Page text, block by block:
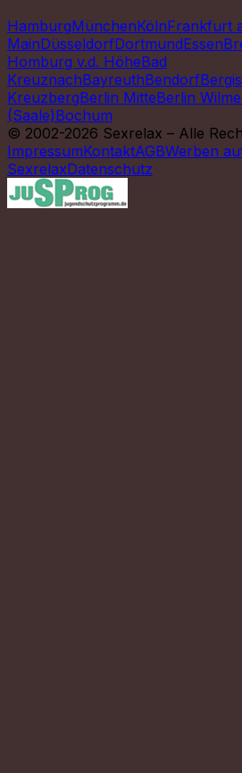
HamburgMünchenKölnFrankfurt
MainDüsseldorfDortmundEssen
Homburg v.d. HöheBad
KreuznachBayreuthBendorf
KreuzbergBerlin MitteBerlin
(Saale)Bochum
© 2002-2026 Sexrelax – Alle
ImpressumKontaktAGBWerben
SexrelaxDatenschutz